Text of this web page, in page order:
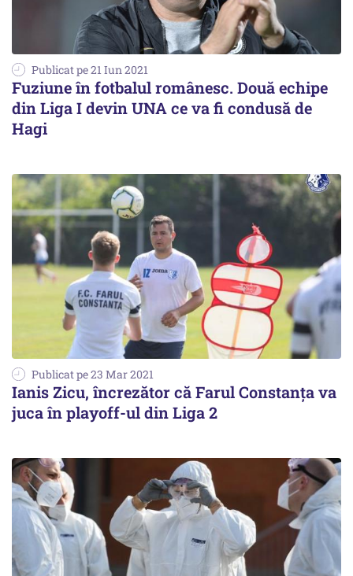
Publicat pe 21 Iun 2021
Fuziune în fotbalul românesc. Două echipe
din Liga I devin UNA ce va fi condusă de
Hagi
Publicat pe 23 Mar 2021
Ianis Zicu, încrezător că Farul Constanţa va
juca în playoff-ul din Liga 2